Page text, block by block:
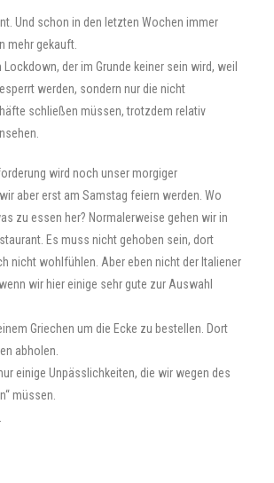
Und schon in den letzten Wochen immer
mehr gekauft.
der im Grunde keiner sein wird, weil
werden, sondern nur die nicht
schließen müssen, trotzdem relativ
wird noch unser morgiger
aber erst am Samstag feiern werden. Wo
zu essen her? Normalerweise gehen wir in
Es muss nicht gehoben sein, dort
nicht wohlfühlen. Aber eben nicht der Italiener
wir hier einige sehr gute zur Auswahl
Griechen um die Ecke zu bestellen. Dort
abholen.
einige Unpässlichkeiten, die wir wegen des
müssen.